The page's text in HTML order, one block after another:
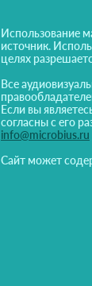
Использование
источник.
целях
Все
Если вы
согласны с его
info@microbius.ru
Сайт может